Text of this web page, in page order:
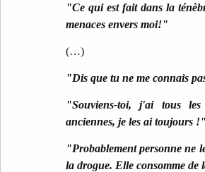
"Ce qui est fait dans la
menaces envers moi!"
(…)
"Dis que tu ne me connais
"Souviens-toi, j'ai tous
anciennes, je les ai toujours !"
"Probablement personne ne
la drogue. Elle consomme de